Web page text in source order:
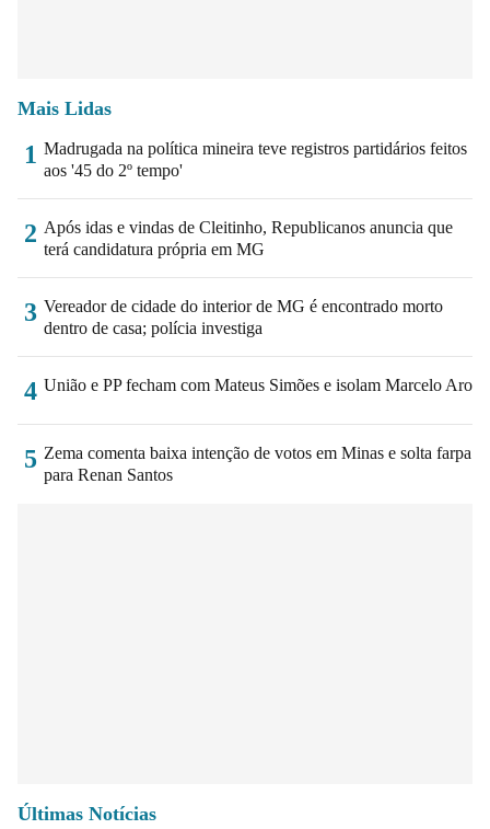
Mais Lidas
1 Madrugada na política mineira teve registros partidários feitos
aos '45 do 2º tempo'
2 Após idas e vindas de Cleitinho, Republicanos anuncia que
terá candidatura própria em MG
3 Vereador de cidade do interior de MG é encontrado morto
dentro de casa; polícia investiga
4 União e PP fecham com Mateus Simões e isolam Marcelo Aro
5 Zema comenta baixa intenção de votos em Minas e solta farpa
para Renan Santos
Últimas Notícias